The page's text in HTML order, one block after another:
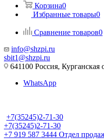
Корзина0
Избранные товары0
Сравнение товаров0
info@shzpi.ru
sbit1@shzpi.ru
641100 Россия,
WhatsApp
+7(35245)2-71-30
+7(35245)2-71-30
+7 919 587 3444 Отдел